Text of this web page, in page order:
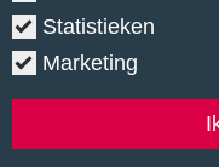
Statistieken
Marketing
Copyright © 2026.
Privacyverklaring •